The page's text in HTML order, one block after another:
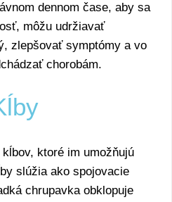
dennom čase, aby sa
môžu udržiavať
zlepšovať symptómy a vo
chorobám.
ktoré im umožňujú
slúžia ako spojovacie
chrupavka obklopuje